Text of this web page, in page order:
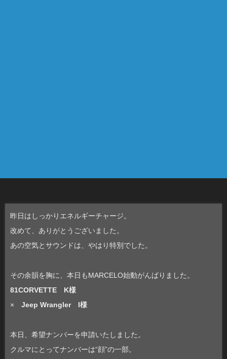
昨日はしっかりエネルギーチャージ。
改めて、ありがとうございました。
あの空気とサウンドは、やはり特別でした。
その余韻を胸に、本日もMARCELO始動がんばりました。
81CORVETTE K様
× Jeep WranglerI様
本日、希望ナンバーを申請いたしました。
クルマにとってナンバーは“顔”の一部。